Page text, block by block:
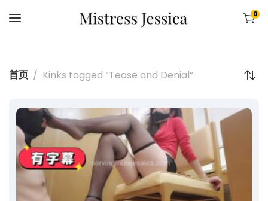
0
首页 Kinks tagged “Tease and Denial”